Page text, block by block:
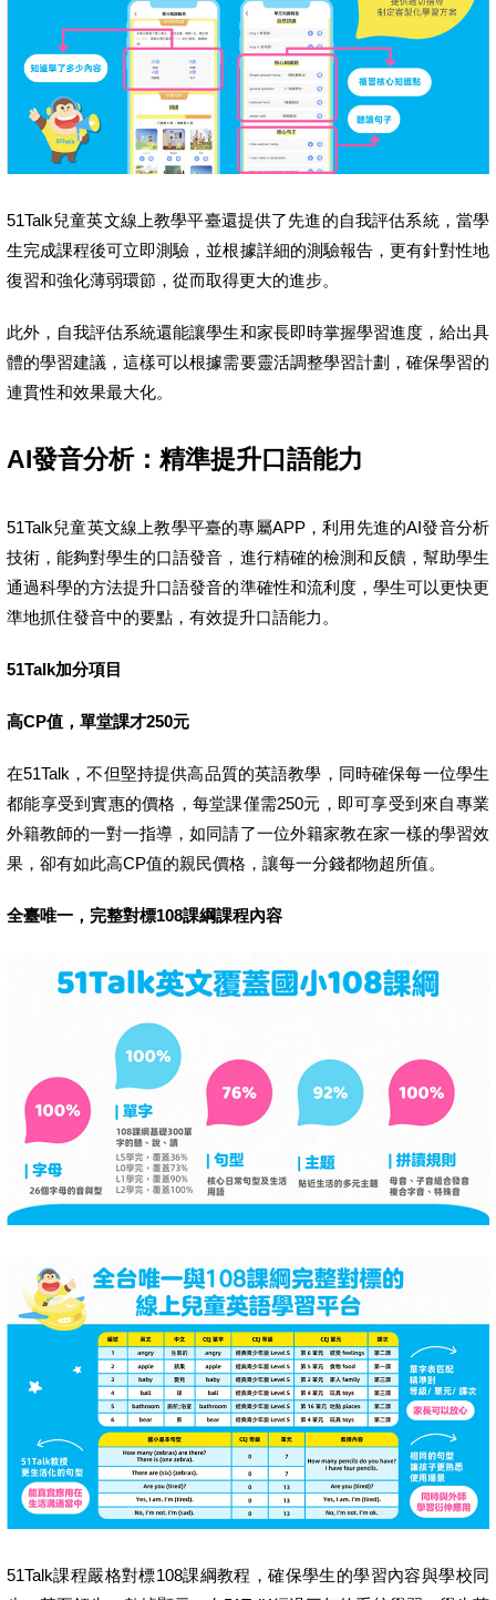
51Talk兒童英文線上教學平臺還提供了先進的自我評估系統，當學
生完成課程後可立即測驗，並根據詳細的測驗報告，更有針對性地
復習和強化薄弱環節，從而取得更大的進步。
此外，自我評估系統還能讓學生和家長即時掌握學習進度，給出具
體的學習建議，這樣可以根據需要靈活調整學習計劃，確保學習的
連貫性和效果最大化。
AI發音分析：精準提升口語能力
51Talk兒童英文線上教學平臺的專屬APP，利用先進的AI發音分析
技術，能夠對學生的口語發音，進行精確的檢測和反饋，幫助學生
通過科學的方法提升口語發音的準確性和流利度，學生可以更快更
準地抓住發音中的要點，有效提升口語能力。
51Talk加分項目
高CP值，單堂課才250元
在51Talk，不但堅持提供高品質的英語教學，同時確保每一位學生
都能享受到實惠的價格，每堂課僅需250元，即可享受到來自專業
外籍教師的一對一指導，如同請了一位外籍家教在家一樣的學習效
果，卻有如此高CP值的親民價格，讓每一分錢都物超所值。
全臺唯一，完整對標108課綱課程內容
51Talk課程嚴格對標108課綱教程，確保學生的學習內容與學校同